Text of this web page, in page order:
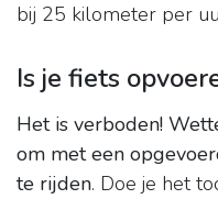
bij 25 kilometer per
Is je fiets
Het is verboden!
om met een
te rijden. Doe je het